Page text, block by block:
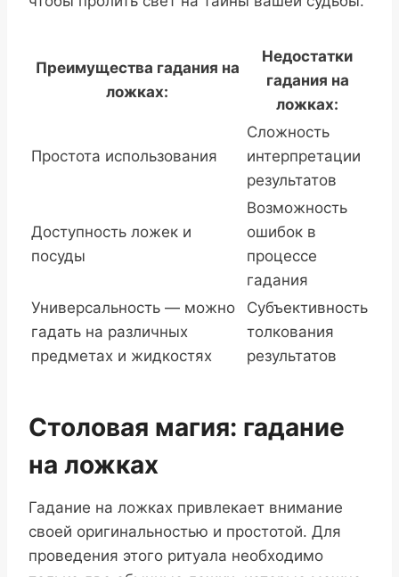
Преимущества гадания на
ложках:
Недостатки
гадания на
ложках:
Простота использования
Сложность
интерпретации
результатов
Доступность ложек и
посуды
Возможность
ошибок в
процессе
гадания
Универсальность — можно
гадать на различных
предметах и жидкостях
Субъективность
толкования
результатов
Столовая магия: гадание
на ложках
Гадание на ложках привлекает внимание
своей оригинальностью и простотой. Для
проведения этого ритуала необходимо